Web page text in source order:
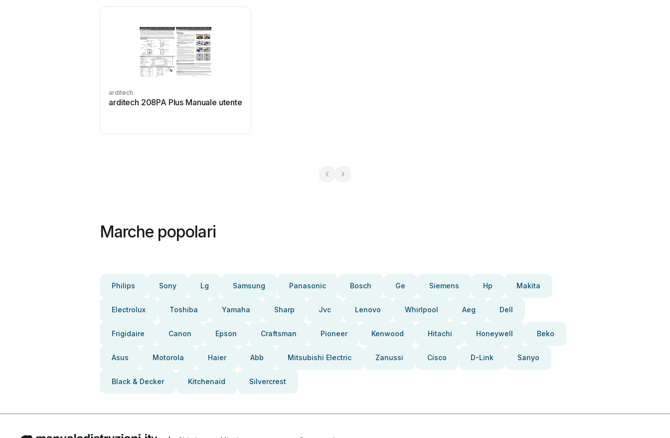
arditech
arditech 208PA Plus Manuale utente
Marche popolari
Philips Sony Lg Samsung Panasonic Bosch Ge Siemens Hp Makita
Electrolux Toshiba Yamaha Sharp Jvc Lenovo Whirlpool Aeg Dell
Frigidaire Canon Epson Craftsman Pioneer Kenwood Hitachi Honeywell Beko
Asus Motorola Haier Abb Mitsubishi Electric Zanussi Cisco D-Link Sanyo
Black & Decker Kitchenaid Silvercrest